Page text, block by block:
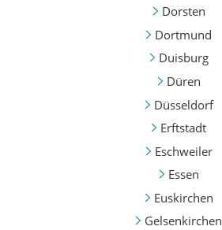
Dorsten
Dortmund
Duisburg
Düren
Düsseldorf
Erftstadt
Eschweiler
Essen
Euskirchen
Gelsenkirchen